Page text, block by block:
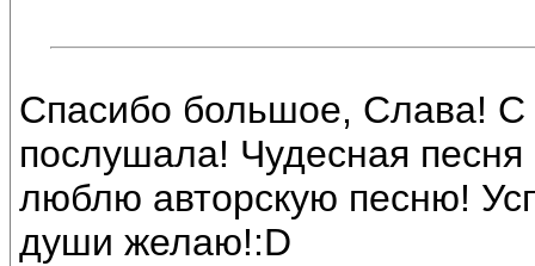
Спасибо большое, Слава!
послушала! Чудесная
люблю авторскую песню!
души желаю!:D